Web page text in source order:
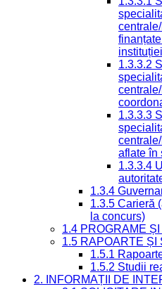
instituției
1.3.3.2
1.3.3.3
aflate în
1.3.3.4
1.3.4
1.3.5 Carieră
la concurs)
1.4 PROGRAME ȘI
1.5 RAPOARTE ȘI
1.5.1
1.5.2 Studii
2. INFORMAȚII DE